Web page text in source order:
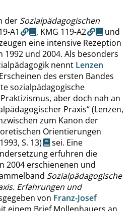
der Sozialpädagogischen
A1 , KMG 119-A2
und
eine intensive Rezeption
1992 und 2004. Als besonders
nennt Lenzen
des ersten Bandes
sozialpädagogische
aber doch nah an
Praxis“(Lenzen,
zum Kanon der
Orientierungen
S. 13)
sei. Eine
erfuhren die
2004 erschienenen und
Sozialpädagogische
Erfahrungen und
von Franz-Josef